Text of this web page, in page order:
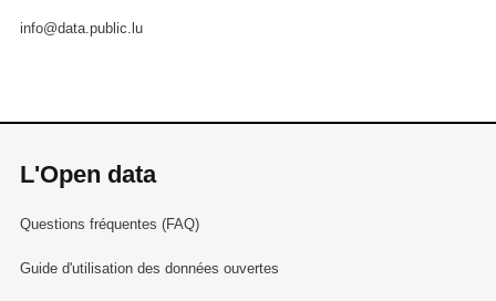
info@data.public.lu
L'Open data
Questions fréquentes (FAQ)
Guide d'utilisation des données ouvertes